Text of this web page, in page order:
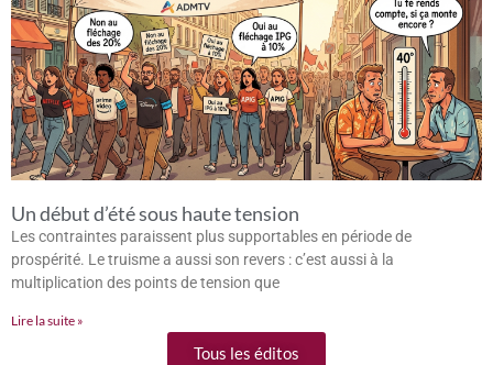
Un début d’été sous haute tension
Les contraintes paraissent plus supportables en période de
prospérité. Le truisme a aussi son revers : c’est aussi à la
multiplication des points de tension que
Lire la suite »
Tous les éditos